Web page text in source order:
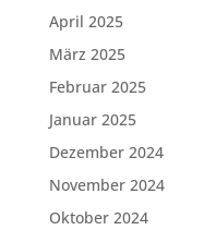
April 2025
März 2025
Februar 2025
Januar 2025
Dezember 2024
November 2024
Oktober 2024